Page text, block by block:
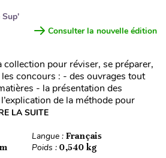
Sup'
Consulter la nouvelle édition
collection pour réviser, se préparer,
concours : - des ouvrages tout
- la présentation des
de la méthode pour
LA SUITE
Langue : Français
Poids : 0,540 kg